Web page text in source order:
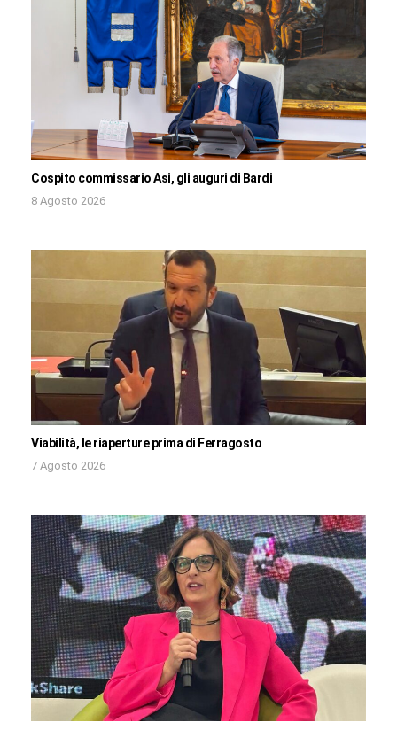
Cospito commissario Asi, gli auguri di Bardi
8 Agosto 2026
Viabilità, le riaperture prima di Ferragosto
7 Agosto 2026